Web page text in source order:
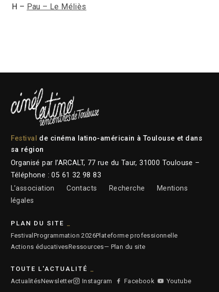
H – Pau – Le Méliès
Festival
de cinéma latino-américain à Toulouse et dans
sa région
Organisé par l’ARCALT, 77 rue du Taur, 31000 Toulouse –
Téléphone : 05 61 32 98 83
L’association
Contacts Recherche
Mentions
légales
PLAN DU SITE
Festival Programmation 2026Plateforme professionnelle
Actions éducativesRessources— Plan du site
TOUTE L'ACTUALITÉ
ActualitésNewsletter Instagram Facebook Youtube